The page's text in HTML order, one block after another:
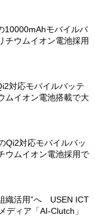
10000mAhモバイルバ
ウムイオン電池採用
対応モバイルバッテ
イオン電池搭載で大
Qi2対応モバイルバッ
ムイオン電池採用で
織活用”へ USEN ICT
ディア「AI-Clutch」